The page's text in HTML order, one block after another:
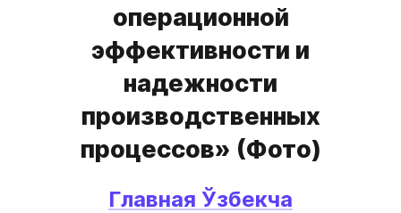
операционной
эффективности и
надежности
производственных
процессов» (Фото)
Главная Ўзбекча